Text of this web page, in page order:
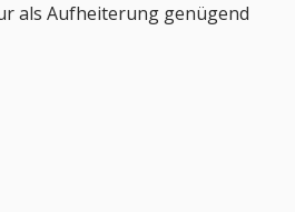
als Aufheiterung genügend